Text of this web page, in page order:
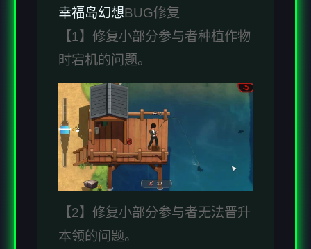
幸福岛幻想BUG修复
【1】修复小部分参与者种植作物
时宕机的问题。
【2】修复小部分参与者无法晋升
本领的问题。